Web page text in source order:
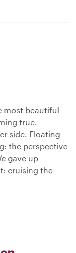
most beautiful
true.
side. Floating
the perspective
gave up
cruising the